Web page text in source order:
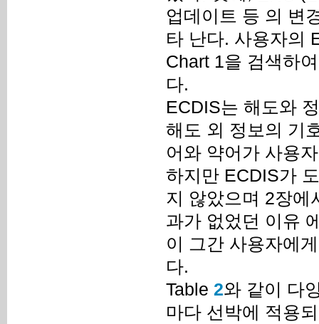
업데이트 등 의 변
타 난다. 사용자의
Chart 1을 검색하
다.
ECDIS는 해도와
해도 외 정보의 기
어와 약어가 사용
하지만 ECDIS가
지 않았으며 2장에
과가 없었던 이유
이 그간 사용자에
다.
Table 2와 같이 다
마다 선박에 적용